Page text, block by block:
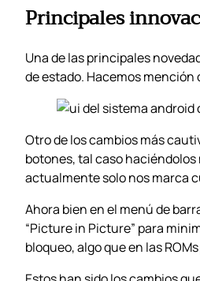
Principales
Una de las principales
de estado. Hacemos
Otro de los cambios más
botones, tal caso
actualmente solo nos marca
Ahora bien en el menú de
“Picture in Picture” para
bloqueo, algo que en las